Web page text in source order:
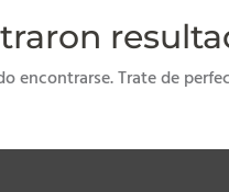
encontrarse. Trate de